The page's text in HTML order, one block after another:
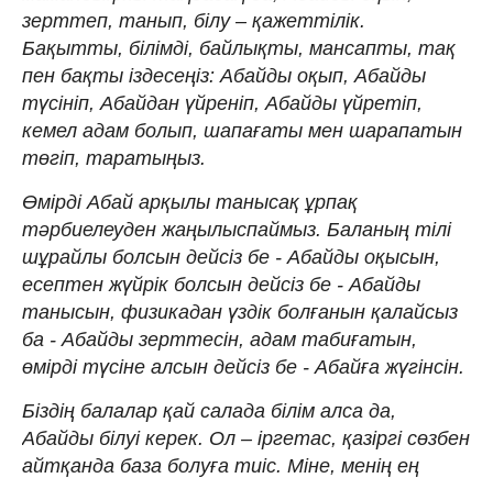
зерттеп, танып, білу – қажеттілік.
Бақытты, білімді, байлықты, мансапты, тақ
пен бақты іздесеңіз: Абайды оқып, Абайды
түсініп, Абайдан үйреніп, Абайды үйретіп,
кемел адам болып, шапағаты мен шарапатын
төгіп, таратыңыз.
Өмірді Абай арқылы танысақ ұрпақ
тәрбиелеуден жаңылыспаймыз. Баланың тілі
шұрайлы болсын дейсіз бе - Абайды оқысын,
есептен жүйрік болсын дейсіз бе - Абайды
танысын, физикадан үздік болғанын қалайсыз
ба - Абайды зерттесін, адам табиғатын,
өмірді түсіне алсын дейсіз бе - Абайға жүгінсін.
Біздің балалар қай салада білім алса да,
Абайды білуі керек. Ол – іргетас, қазіргі сөзбен
айтқанда база болуға тиіс. Міне, менің ең